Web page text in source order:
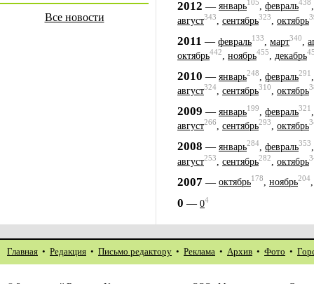
Все новости
2012 — январь105, февраль438
август343, сентябрь323, октябрь
2011 — февраль133 март340
октябрь442, ноябрь455, декабрь
2010 — январь248 февраль291
август324, сентябрь310, октябрь
2009 — январь199 февраль321
август266, сентябрь293, октябрь
2008 — январь284 февраль353
август253 сентябрь282 октябрь
2007 — октябрь178, ноябрь204
0 — 04
Главная • Редакция • Письмо редактору • Реклама • Архив • Фото •